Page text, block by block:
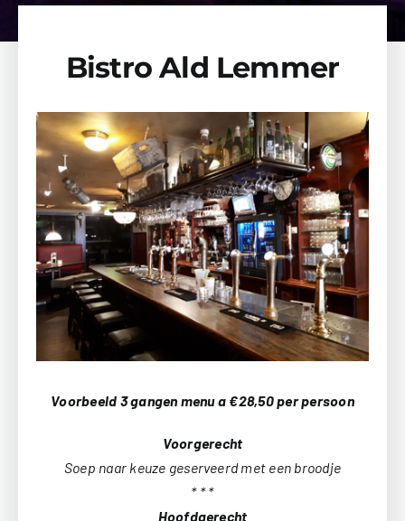
Bistro Ald Lemmer
Voorbeeld 3 gangen menu a €28,50 per persoon
Voorgerecht
Soep naar keuze geserveerd met een broodje
* * *
Hoofdgerecht